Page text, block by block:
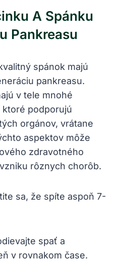
A ‌spánku
Pankreasu
spánok majú
pankreasu.
v tele mnohé
⁣podporujú
orgánov, ‌vrátane
aspektov⁤ môže
zdravotného
rôznych ‌chorôb.
sa,‌ že spíte aspoň ​7-
⁢spať⁣ a
v rovnakom čase.